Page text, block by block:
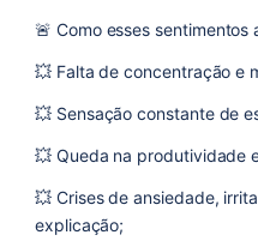
🚨 Como esses sentimentos
💥 Falta de concentração e
💥 Sensação constante de
💥 Queda na produtividade
💥 Crises de ansiedade,
explicação;